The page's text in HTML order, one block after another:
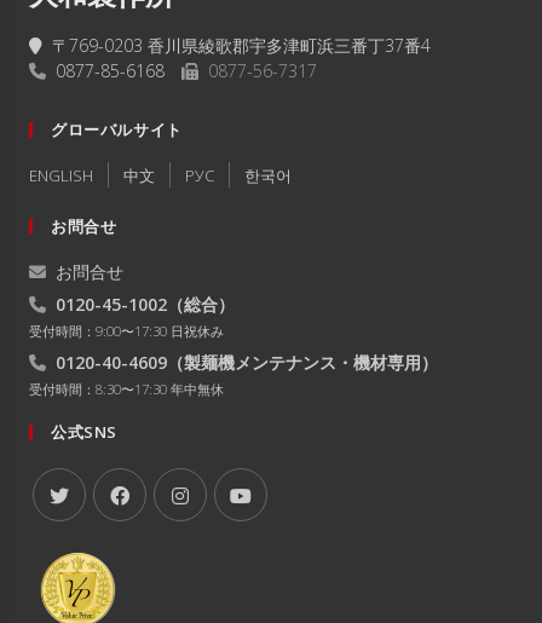
〒769-0203 香川県綾歌郡宇多津町浜三番丁37番4
0877-85-6168
0877-56-7317
グローバルサイト
ENGLISH 中文 РУC 한국어
お問合せ
お問合せ
0120-45-1002 （総合）
受付時間：9:00〜17:30 日祝休み
0120-40-4609 （製麺機メンテナンス・機材専用）
受付時間：8:30〜17:30 年中無休
公式SNS